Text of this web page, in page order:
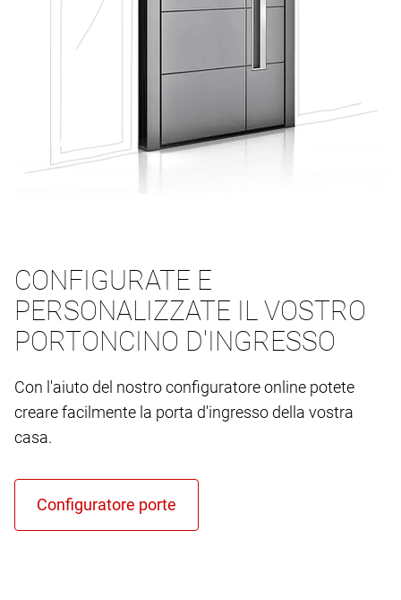
CONFIGURATE E
PERSONALIZZATE IL VOSTRO
PORTONCINO D'INGRESSO
Con l'aiuto del nostro configuratore online potete
creare facilmente la porta d'ingresso della vostra
casa.